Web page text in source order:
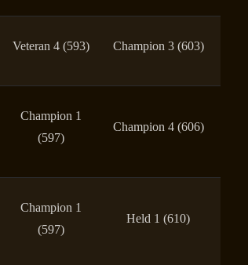
Veteran 4 (593) Champion 3 (603)
Champion 1
(597)
Champion 4 (606)
Champion 1
(597)
Held 1 (610)